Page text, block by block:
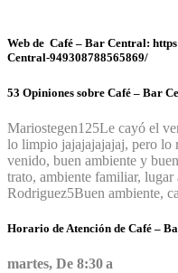
Web de Café – Bar Central:
Central-949308788565869/
53 Opiniones sobre Café – Bar
Mariostegen125Le cayó el
lo limpio jajajajajajaj, pero lo
venido, buen ambiente y
trato, ambiente familiar,
Rodriguez5Buen ambiente,
Horario de Atención de Café –
martes, De 8:30 a